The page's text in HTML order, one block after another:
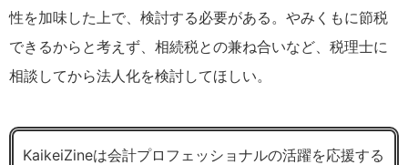
性を加味した上で、検討する必要がある。やみくもに節税
できるからと考えず、相続税との兼ね合いなど、税理士に
相談してから法人化を検討してほしい。
KaikeiZineは会計プロフェッショナルの活躍を応援する